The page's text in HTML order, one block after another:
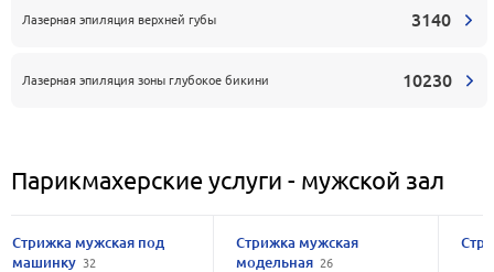
Лазерная эпиляция верхней губы 3140
Лазерная эпиляция зоны глубокое бикини 10230
Парикмахерские услуги - мужской зал
Стрижка мужская под
машинку 32
Стрижка мужская
модельная 26